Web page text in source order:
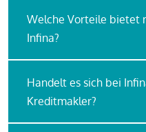
Welche Vorteile bietet
Infina?
Handelt es sich bei
Kreditmakler?